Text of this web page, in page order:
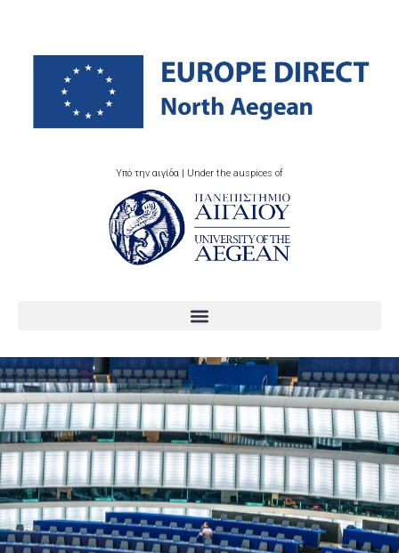
Υπό την αιγίδα | Under the auspices of